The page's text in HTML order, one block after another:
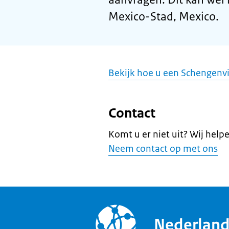
Mexico-Stad, Mexico.
Bekijk hoe u een
Contact
Komt u er niet uit? Wij
Neem contact op met ons